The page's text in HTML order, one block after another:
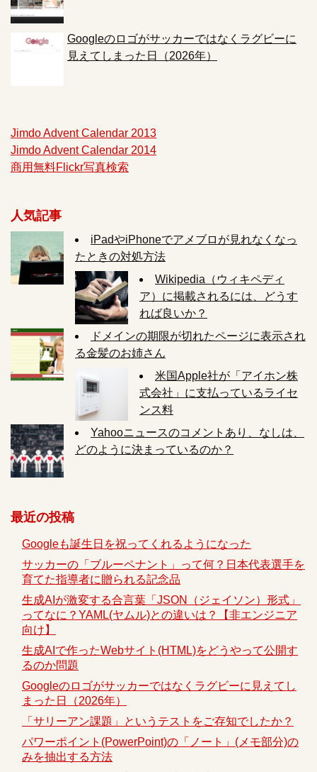
Googleのロゴがサッカーではなくラグビーに
見えてしまった日（2026年）
Jimdo Advent Calendar 2013
Jimdo Advent Calendar 2014
商用無料Flickr写真検索
人気記事
iPadやiPhoneでアメブロが見れなくなっ
たときの対処方法
Wikipedia（ウィキペディ
ア）に掲載されるには、どうす
れば良いか？
ドメインの期限が切れたページに表示され
る金髪のお姉さん
米国Apple社が「アイホン株
式会社」に支払っているライセ
ンス料
Yahooニュースのコメントあり、なしは、
どのように決まっているのか？
最近の投稿
Googleも誕生日を祝ってくれるようになった
サッカーの「ブルーペナント」って何？日本代表選手を
育てた指導者に贈られる記念品
生成AIが激変する合言葉「JSON（ジェイソン）形式」
ってなに？YAML(ヤムル)との違いは？【非エンジニア
向け】
生成AIで作ったWebサイト(HTML)をどうやって公開す
るのか問題
Googleのロゴがサッカーではなくラグビーに見えてし
まった日（2026年）
「サリーアン課題」というテストをご存知でしたか？
パワーポイント(PowerPoint)の「ノート」(メモ部分)の
みを抽出する方法